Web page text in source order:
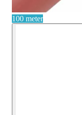
100 meter